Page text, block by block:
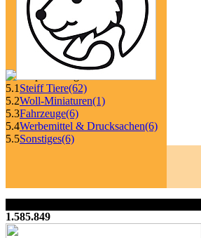
5.1 Steiff Tiere(62)
5.2Woll-Miniaturen(1)
5.3Fahrzeuge(6)
5.4Werbemittel & Drucksachen(6)
5.5Sonstiges(6)
1.585.849